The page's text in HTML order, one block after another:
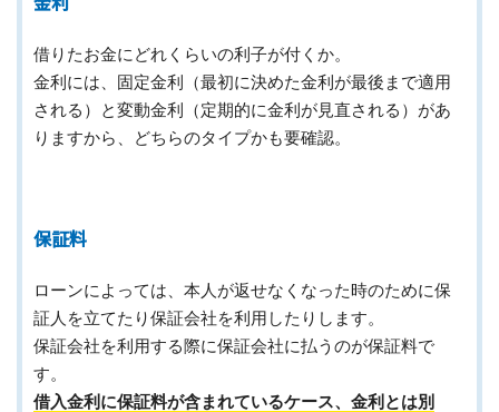
借りたお金にどれくらいの利子が付くか。
金利には、固定金利（最初に決めた金利が最後まで適用
される）と変動金利（定期的に金利が見直される）があ
りますから、どちらのタイプかも要確認。
保証料
ローンによっては、本人が返せなくなった時のために保
証人を立てたり保証会社を利用したりします。
保証会社を利用する際に保証会社に払うのが保証料で
す。
借入金利に保証料が含まれているケース、金利とは別